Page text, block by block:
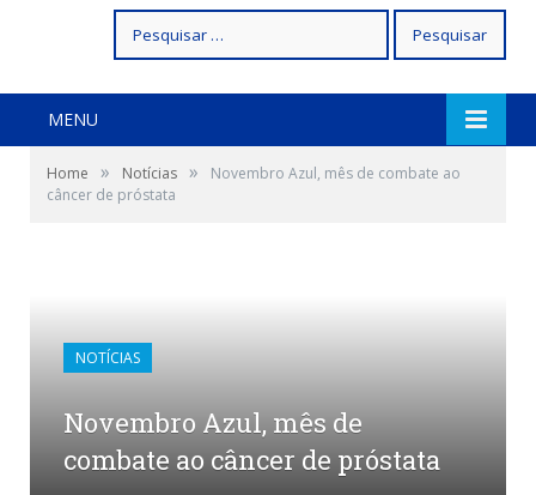
por:
MENU
Home » Notícias »
Novembro Azul, mês de combate ao
câncer de próstata
NOTÍCIAS
Novembro Azul, mês de
combate ao câncer de próstata